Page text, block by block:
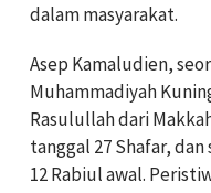
dalam masyarakat.
Asep Kamaludien,
Muhammadiyah
Rasulullah dari
tanggal 27 Shafar,
12 Rabiul awal.